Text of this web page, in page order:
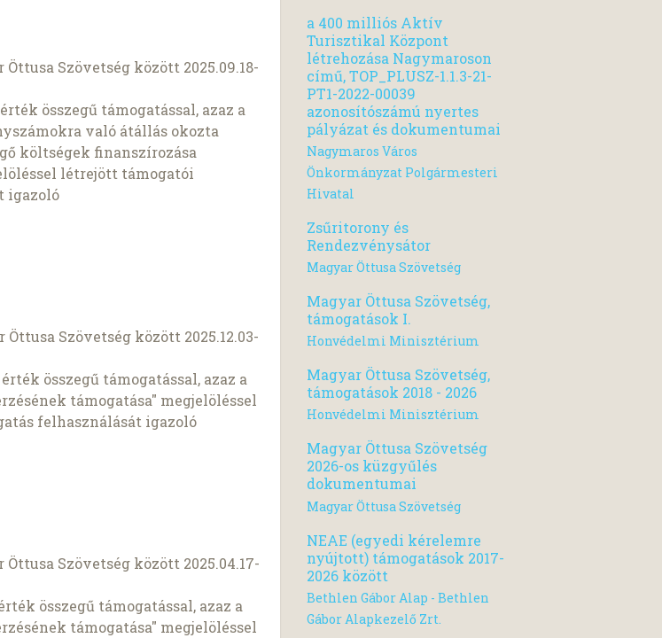
Szövetség között 2025.09.18-
összegű támogatással, azaz a
való átállás okozta
költségek finanszírozása
létrejött támogatói
igazoló
Szövetség között 2025.12.03-
összegű támogatással, azaz a
támogatása" megjelöléssel
felhasználását igazoló
Szövetség között 2025.04.17-
összegű támogatással, azaz a
támogatása" megjelöléssel
a 400 milliós Aktív
Turisztikal Központ
létrehozása Nagymaroson
című, TOP_PLUSZ-1.1.3-21-
PT1-2022-00039
azonosítószámú nyertes
pályázat és dokumentumai
Nagymaros Város
Önkormányzat Polgármesteri
Hivatal
Zsűritorony és
Rendezvénysátor
Magyar Öttusa Szövetség
Magyar Öttusa Szövetség,
támogatások I.
Honvédelmi Minisztérium
Magyar Öttusa Szövetség,
támogatások 2018 - 2026
Honvédelmi Minisztérium
Magyar Öttusa Szövetség
2026-os küzgyűlés
dokumentumai
Magyar Öttusa Szövetség
NEAE (egyedi kérelemre
nyújtott) támogatások 2017-
2026 között
Bethlen Gábor Alap - Bethlen
Gábor Alapkezelő Zrt.